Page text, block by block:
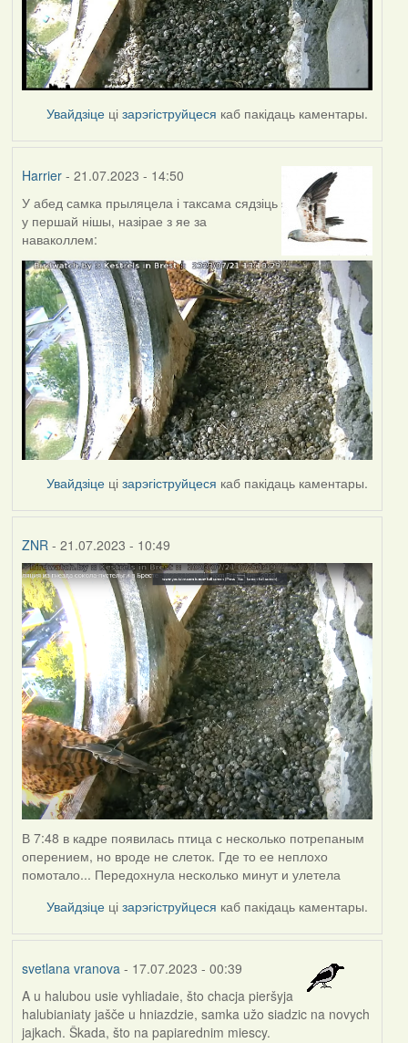
Увайдзіце цізарэгіструйцеся каб пакідаць каментары.
Harrier- 21.07.2023 - 14:50
У абед самка прыляцела і таксама сядзіць
у першай нішы, назірае з яе за
наваколлем:
Увайдзіце цізарэгіструйцеся каб пакідаць каментары.
ZNR - 21.07.2023 - 10:49
В 7:48 в кадре появилась птица с несколько потрепаным
оперением, но вроде не слеток. Где то ее неплохо
помотало... Передохнула несколько минут и улетела
Увайдзіце цізарэгіструйцеся каб пакідаць каментары.
svetlana vranova- 17.07.2023 - 00:39
A u halubou usie vyhliadaie, što chacja pieršyja
halubianiaty jašče u hniazdzie, samka užo siadzic na novych
jajkach. Škada, što na papiarednim miescy.